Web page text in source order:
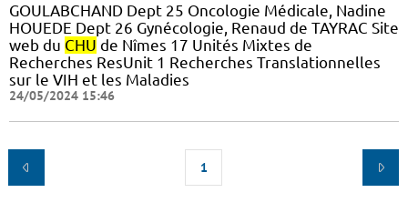
GOULABCHAND Dept 25 Oncologie Médicale, Nadine
HOUEDE Dept 26 Gynécologie, Renaud de TAYRAC Site
web du CHU de Nîmes 17 Unités Mixtes de
Recherches ResUnit 1 Recherches Translationnelles
sur le VIH et les Maladies
24/05/2024 15:46
1